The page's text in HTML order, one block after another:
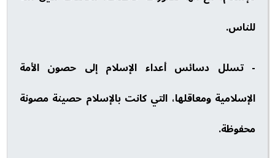
للناس.
- تسلل دسائس أعداء الإسلام إلى حصون الأمة
الإسلامية ومعاقلها، التي كانت بالإسلام حصينة مصونة
محفوظة.